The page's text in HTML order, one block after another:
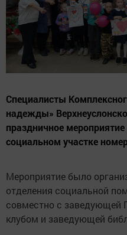
Специалисты
надежды»
праздничное
социальном участке
Мероприятие было
отделения социальной
совместно с заведующей
клубом и заведующей